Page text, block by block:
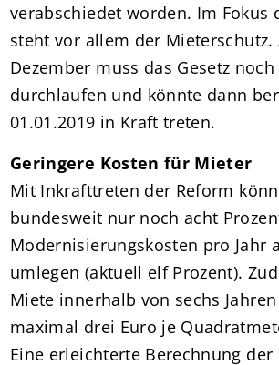
verabschiedet worden. Im Fokus
steht vor allem der Mieterschutz.
Dezember muss das Gesetz
durchlaufen und könnte dann
01.01.2019 in Kraft treten.
Geringere Kosten für Mieter
Mit Inkrafttreten der Reform
bundesweit nur noch acht
Modernisierungskosten pro Jahr
umlegen (aktuell elf Prozent).
Miete innerhalb von sechs
maximal drei Euro je
Eine erleichterte Berechnung der